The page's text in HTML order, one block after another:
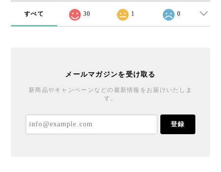
すべて 30 1 0
メールマガジンを受け取る
新商品やキャンペーンなどの最新情報をお届けいたしま
す。
登録